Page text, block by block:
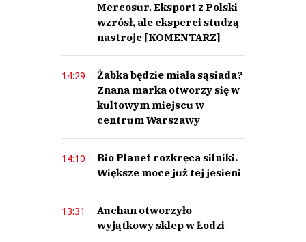
Mercosur. Eksport z Polski
wzrósł, ale eksperci studzą
nastroje [KOMENTARZ]
14:29
Żabka będzie miała sąsiada?
Znana marka otworzy się w
kultowym miejscu w
centrum Warszawy
14:10
Bio Planet rozkręca silniki.
Większe moce już tej jesieni
13:31
Auchan otworzyło
wyjątkowy sklep w Łodzi